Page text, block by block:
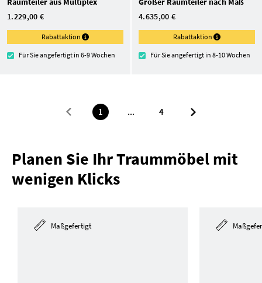
1.229,00 €
Rabattaktion
Für Sie angefertigt in 6-9 Wochen
4.635,00 €
Rabattaktion
Für Sie angefertigt in 8-10 Wochen
1 ... 4
Planen Sie Ihr Traummöbel mit
wenigen Klicks
Maßgefertigt